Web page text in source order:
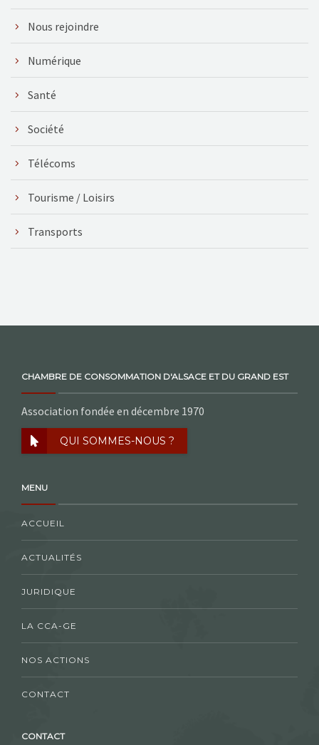
Nous rejoindre
Numérique
Santé
Société
Télécoms
Tourisme / Loisirs
Transports
CHAMBRE DE CONSOMMATION D'ALSACE ET DU GRAND EST
Association fondée en décembre 1970
QUI SOMMES-NOUS ?
MENU
ACCUEIL
ACTUALITÉS
JURIDIQUE
LA CCA-GE
NOS ACTIONS
CONTACT
CONTACT